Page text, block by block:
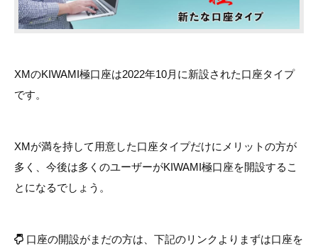
XMのKIWAMI極口座は2022年10月に新設された口座タイプ
です。
XMが満を持して用意した口座タイプだけにメリットの方が
多く、今後は多くのユーザーがKIWAMI極口座を開設するこ
とになるでしょう。
口座の開設がまだの方は、下記のリンクよりまずは口座を